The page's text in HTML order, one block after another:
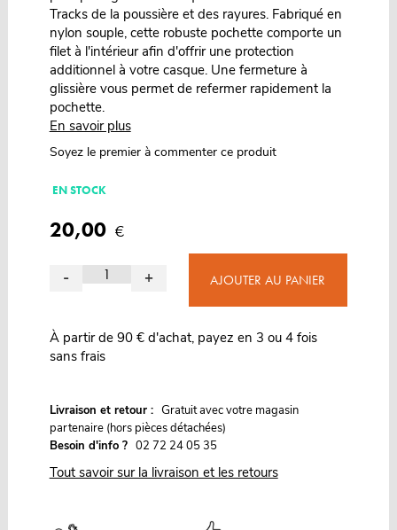
Tracks de la poussière et des rayures. Fabriqué en
nylon souple, cette robuste pochette comporte un
filet à l'intérieur afin d'offrir une protection
additionnel à votre casque. Une fermeture à
glissière vous permet de refermer rapidement la
pochette.
En savoir plus
Soyez le premier à commenter ce produit
EN STOCK
20,00 €
- + AJOUTER AU PANIER
À partir de 90 € d'achat, payez en 3 ou 4 fois
sans frais
Livraison et retour : Gratuit avec votre magasin
partenaire (hors pièces détachées)
Besoin d'info ? 02 72 24 05 35
Tout savoir sur la livraison et les retours